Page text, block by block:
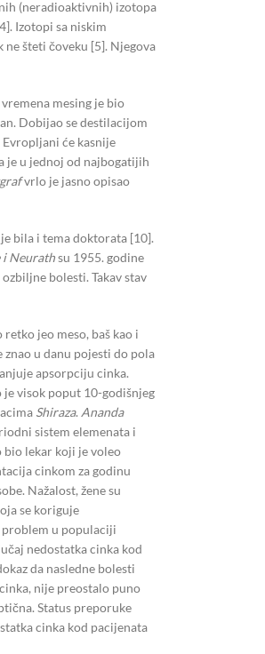
(neradioaktivnih) izotopa
Izotopi sa niskim
šteti čoveku [5]. Njegova
mesing je bio
Dobijao se destilacijom
će kasnije
je u jednoj od najbogatijih
vrlo je jasno opisao
bila i tema doktorata [10].
i Neurathsu 1955. godine
bolesti. Takav stav
jeo meso, baš kao i
znao u danu pojesti do pola
apsorpciju cinka.
je visok poput 10-godišnjeg
Shiraza. Ananda
sistem elemenata i
lekar koji je voleo
cinkom za godinu
Nažalost, žene su
se koriguje
problem u populaciji
nedostatka cinka kod
da nasledne bolesti
nije preostalo puno
Status preporuke
cinka kod pacijenata